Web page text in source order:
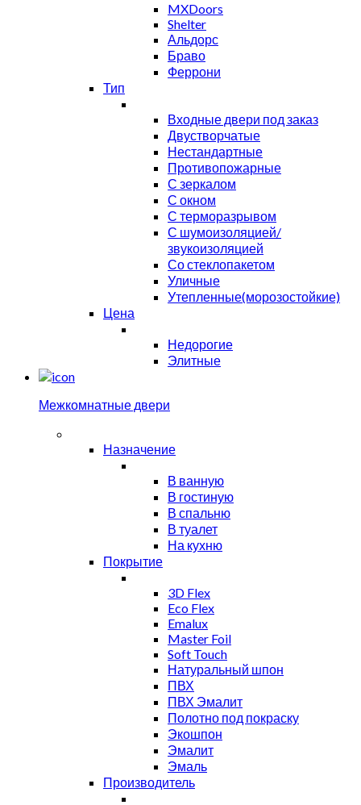
MXDoors
Shelter
Альдорс
Браво
Феррони
Тип
Входные двери под заказ
Двустворчатые
Нестандартные
Противопожарные
С зеркалом
С окном
С терморазрывом
С шумоизоляцией/
звукоизоляцией
Со стеклопакетом
Уличные
Утепленные(морозостойкие)
Цена
Недорогие
Элитные
Межкомнатные двери
Назначение
В ванную
В гостиную
В спальню
В туалет
На кухню
Покрытие
3D Flex
Eco Flex
Emalux
Master Foil
Soft Touch
Натуральный шпон
ПВХ
ПВХ Эмалит
Полотно под покраску
Экошпон
Эмалит
Эмаль
Производитель